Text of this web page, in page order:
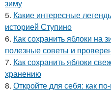
зиму
5. Какие интересные
историей Ступино
6. Как сохранить яблоки на
полезные советы и
7. Как сохранить яблоки
хранению
8. Откройте для себя: как